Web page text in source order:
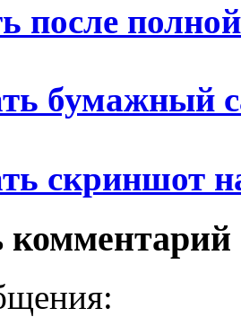
после полной
бумажный
скриншот
комментарий